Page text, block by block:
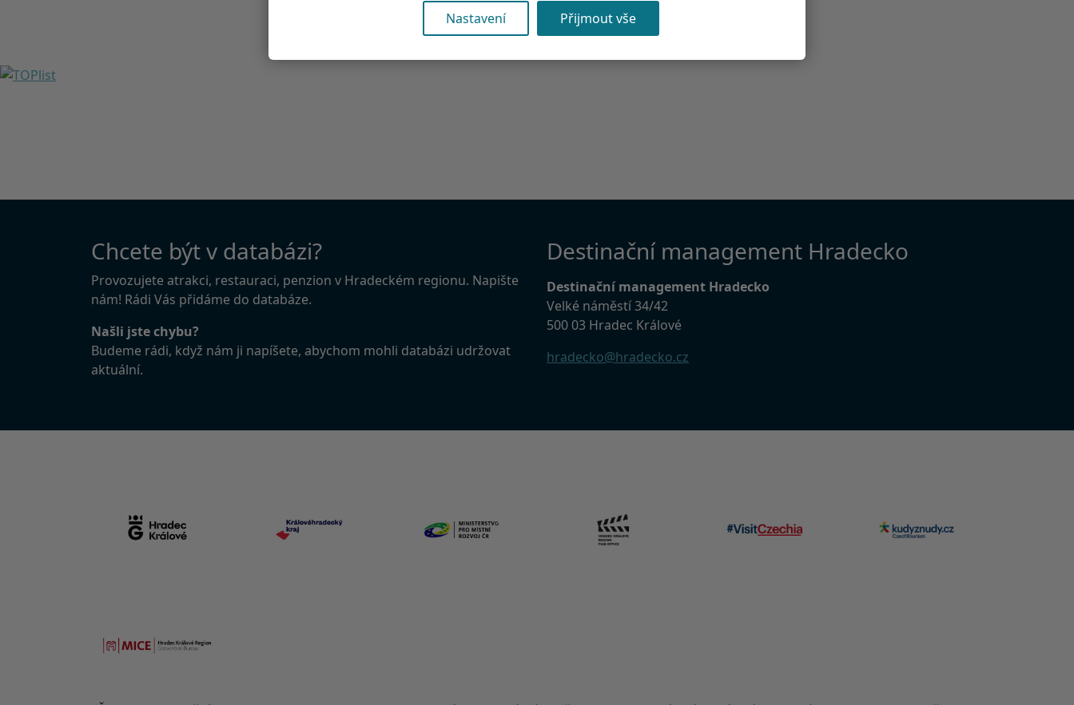
Chcete být v databázi?
Provozujete atrakci, restauraci, penzion v Hradeckém regionu. Napište
nám! Rádi Vás přidáme do databáze.
Našli jste chybu?
Budeme rádi, když nám ji napíšete, abychom mohli databázi udržovat
aktuální.
Destinační management Hradecko
Destinační management Hradecko
Velké náměstí 34/42
500 03 Hradec Králové
hradecko@hradecko.cz
Nastavení Přijmout vše